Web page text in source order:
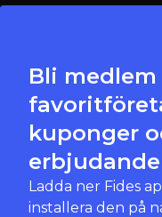
Bli
kuponger
Ladda ner Fides
installera den på